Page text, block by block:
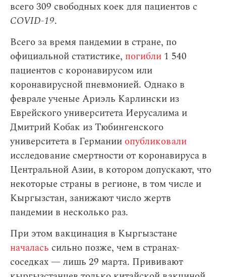
всего 309 свободных коек для пациентов с
COVID-19.
Всего за время пандемии в стране, по
официальной статистике, погибли 1 540
пациентов с коронавирусом или
коронавирусной пневмонией. Однако в
феврале ученые Ариэль Карлински из
Еврейского университета Иерусалима и
Дмитрий Кобак из Тюбингенского
университета в Германии опубликовали
исследование смертности от коронавируса в
Центральной Азии, в котором допускают, что
некоторые страны в регионе, в том числе и
Кыргызстан, занижают число жертв
пандемии в несколько раз.
При этом вакцинация в Кыргызстане
началась сильно позже, чем в странах-
соседках — лишь 29 марта. Прививают